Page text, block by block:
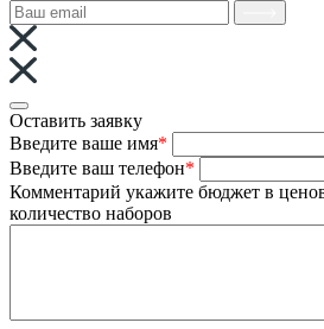
Оставить заявку
Введите ваше имя*
Введите ваш телефон*
Комментарий укажите бюджет в
количество наборов